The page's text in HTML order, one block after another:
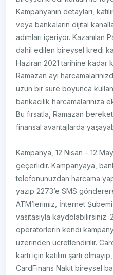
Kampanyanın detayları,
veya bankaların dijital
adımları içeriyor. Kazanılan
dahil edilen bireysel kredi
Haziran 2021 tarihine kadar
Ramazan ayı
uzun bir süre boyunca
bankacılık harcamalarınıza
Bu fırsatla, Ramazan
finansal avantajlarda
Kampanya, 12 Nisan – 12
geçerlidir. Kampanyaya,
telefonunuzdan harcama
yazıp 2273’e SMS
ATM’lerimiz, İnternet
vasıtasıyla kaydolabilirsiniz.
operatörlerin kendi
üzerinden ücretlendirilir.
kartı için katılım şartı
CardFinans Nakit bireysel